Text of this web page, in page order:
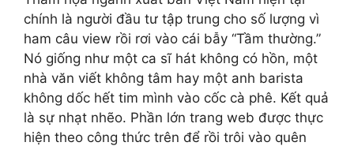
chính là người đầu tư tập trung cho số lượng vì
ham câu view rồi rơi vào cái bẫy “Tầm thường.”
Nó giống như một ca sĩ hát không có hồn, một
nhà văn viết không tâm hay một anh barista
không dốc hết tim mình vào cốc cà phê. Kết quả
là sự nhạt nhẽo. Phần lớn trang web được thực
hiện theo công thức trên để rồi trôi vào quên